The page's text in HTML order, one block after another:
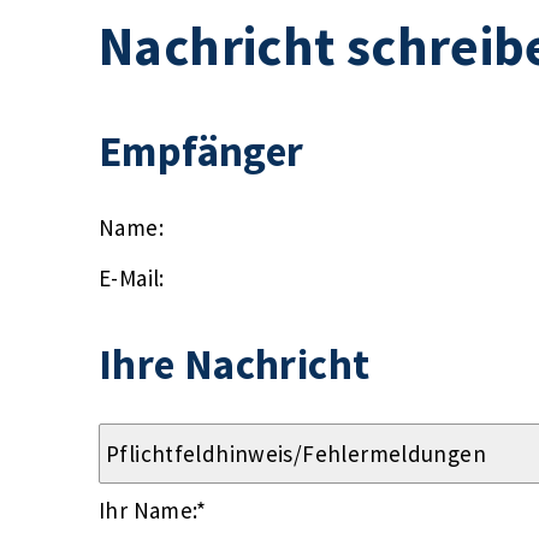
Nachricht
Empfänger
Name:
E-Mail:
Ihre Nachricht
Ihr Name:*